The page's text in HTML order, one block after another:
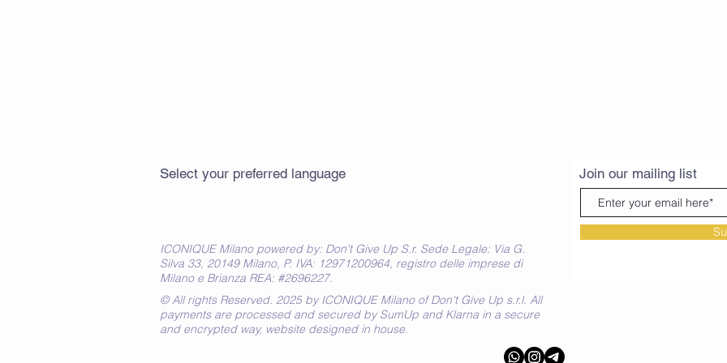
Select your preferred language
ICONIQUE Milano powered by: Don't Give Up S.r. Sede Legale: Via G.
Silva 33, 20149 Milano, P. IVA: 12971200964, registro delle imprese di
Milano e Brianza REA: #2696227.
© All rights Reserved. 2025 by ICONIQUE Milano of Don't Give Up s.r.l. All
payments are processed and secured by SumUp and Klarna in a secure
and encrypted way, website designed in house.
Join our mailing list